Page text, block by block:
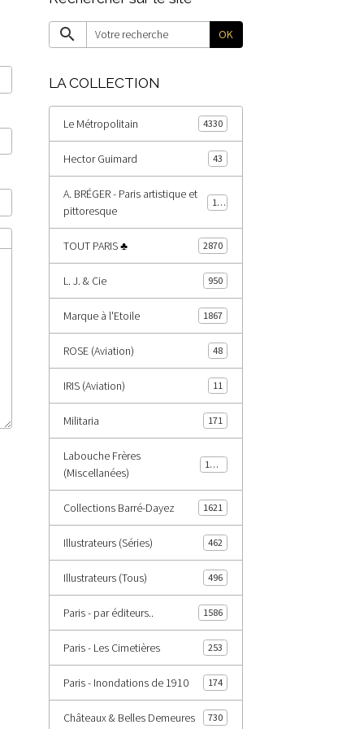
OK
LA COLLECTION
Le Métropolitain 4330
Hector Guimard 43
A. BRÉGER - Paris artistique et
pittoresque
178
TOUT PARIS ♣ 2870
L. J. & Cie 950
Marque à l'Etoile 1867
ROSE (Aviation) 48
IRIS (Aviation) 11
Militaria 171
Labouche Frères
(Miscellanées)
1402
Collections Barré-Dayez 1621
Illustrateurs (Séries) 462
Illustrateurs (Tous) 496
Paris - par éditeurs.. 1586
Paris - Les Cimetières 253
Paris - Inondations de 1910 174
Châteaux & Belles Demeures 730